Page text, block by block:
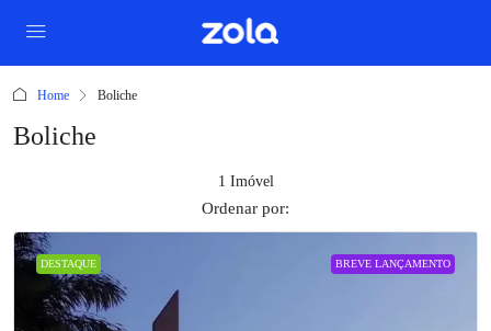
Home Boliche
Boliche
1 Imóvel
Ordenar por:
DESTAQUE BREVE LANÇAMENTO